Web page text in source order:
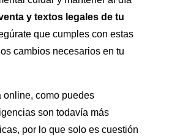
y textos legales de tu
que cumples con estas
cambios necesarios en tu
online, como puedes
son todavía más
por lo que solo es cuestión